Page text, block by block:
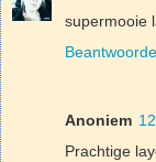
supermooie
Anoniem
Prachtige